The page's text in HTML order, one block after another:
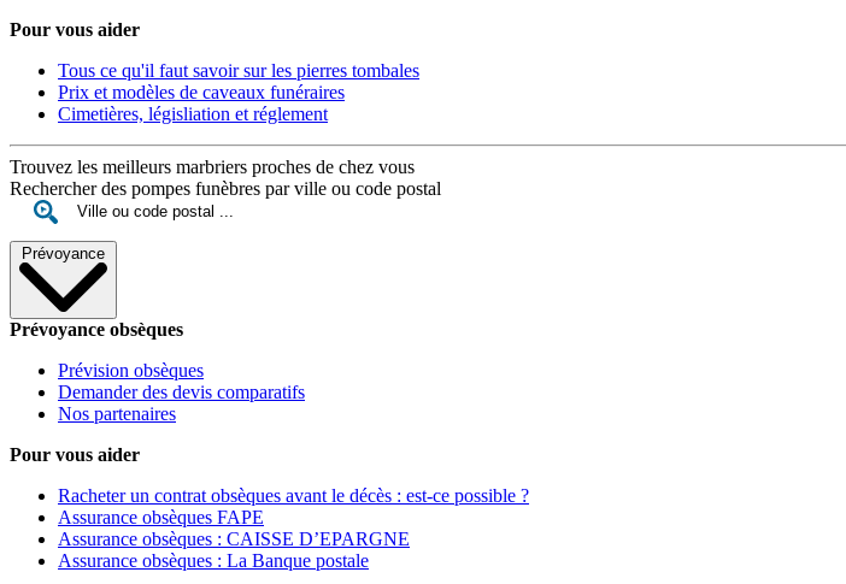
Pour vous aider
Tous ce qu'il faut savoir sur les pierres tombales
Prix et modèles de caveaux funéraires
Cimetières, législiation et réglement
Trouvez les meilleurs marbriers proches de chez vous
Rechercher des pompes funèbres par ville ou code postal
Prévoyance
Prévoyance obsèques
Prévision obsèques
Demander des devis comparatifs
Nos partenaires
Pour vous aider
Racheter un contrat obsèques avant le décès : est-ce possible ?
Assurance obsèques FAPE
Assurance obsèques : CAISSE D’EPARGNE
Assurance obsèques : La Banque postale